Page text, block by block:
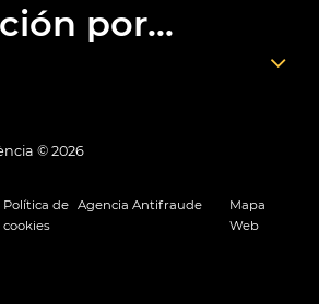
por...
© 2026
Política de
cookies
Agencia Antifraude
Mapa
Web